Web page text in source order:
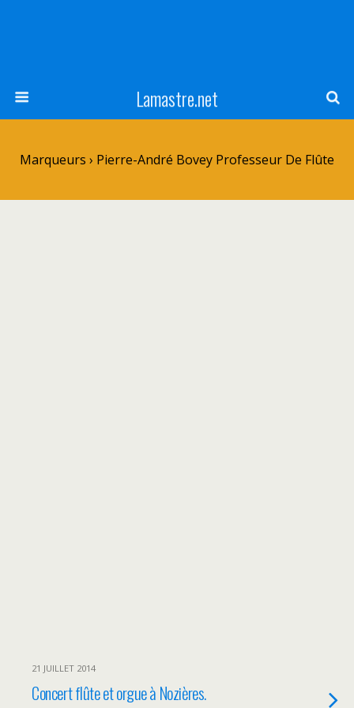
Lamastre.net
Marqueurs › Pierre-André Bovey Professeur De Flûte
21 JUILLET 2014
Concert flûte et orgue à Nozières.